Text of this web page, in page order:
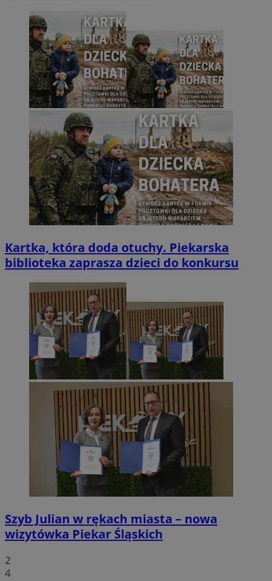
Kartka, która doda otuchy. Piekarska
biblioteka zaprasza dzieci do konkursu
Szyb Julian w rękach miasta – nowa
wizytówka Piekar Śląskich
2
4